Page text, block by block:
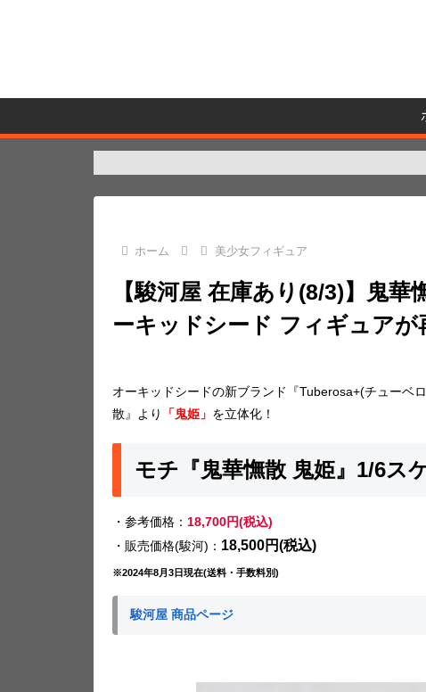
ホーム 美少女フィギュア
【駿河屋 在庫あり(8/3)】鬼
ーキッドシード フィギュアが
オーキッドシードの新ブランド『Tuberosa+(チューベ
散』より
「鬼姫」 を立体化！
モチ『鬼華憮散 鬼姫』1/6ス
・参考価格： 18,700円(税込)
・販売価格(駿河)： 18,500円(税込)
※2024年8月3日現在(送料・手数料別)
駿河屋 商品ページ